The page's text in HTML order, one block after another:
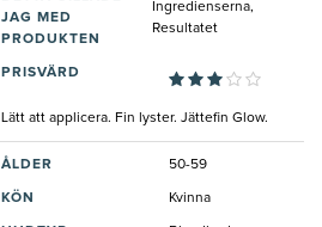
JAG MED
PRODUKTEN
Ingredienserna,
Resultatet
PRISVÄRD
Lätt att applicera. Fin lyster. Jättefin Glow.
ÅLDER 50-59
KÖN Kvinna